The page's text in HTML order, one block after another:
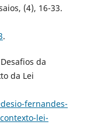
(4), 16-33.
.
da
da Lei
fernandes-
lei-